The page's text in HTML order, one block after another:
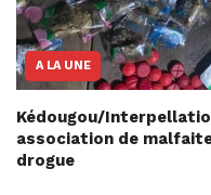
A LA UNE
Kédougou/
association de
drogue